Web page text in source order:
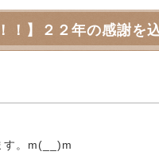
！】２２年の感謝
す。m(__)m